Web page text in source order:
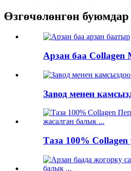
Өзгөчөлөнгөн буюмдар
Арзан баа Collagen
Завод менен
Таза 100% Collagen